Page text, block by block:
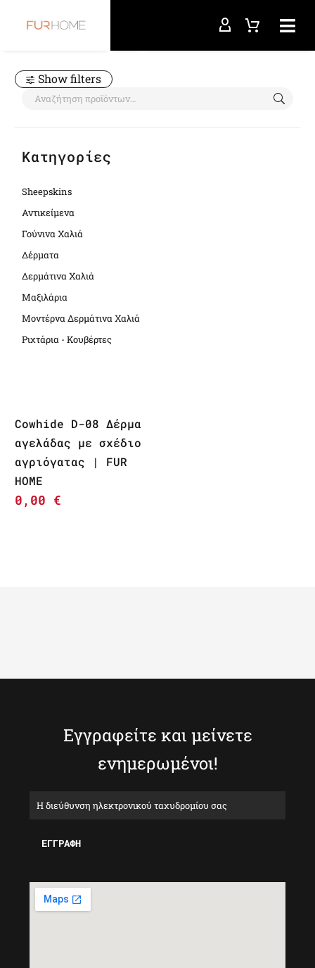
Show filters
Κατηγορίες
Sheepskins
Αντικείμενα
Γούνινα Χαλιά
Δέρματα
Δερμάτινα Χαλιά
Μαξιλάρια
Μοντέρνα Δερμάτινα Χαλιά
Ριχτάρια - Κουβέρτες
Cowhide D-08 Δέρμα
αγελάδας με σχέδιο
αγριόγατας | FUR
HOME
0,00 €
Εγγραφείτε και μείνετε
ενημερωμένοι!